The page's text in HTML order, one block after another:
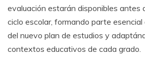
evaluación estarán disponibles antes
ciclo escolar, formando parte
del nuevo plan de estudios y
contextos educativos de cada grado.